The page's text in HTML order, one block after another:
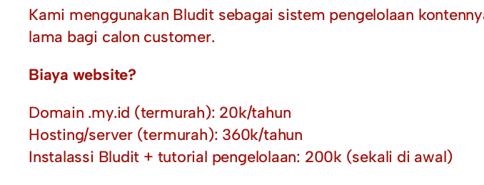
Kami menggunakan Bludit sebagai sistem pengelolaan
lama bagi calon customer.
Biaya website?
Domain .my.id (termurah): 20k/tahun
Hosting/server (termurah): 360k/tahun
Instalassi Bludit + tutorial pengelolaan: 200k (sekali di awal)